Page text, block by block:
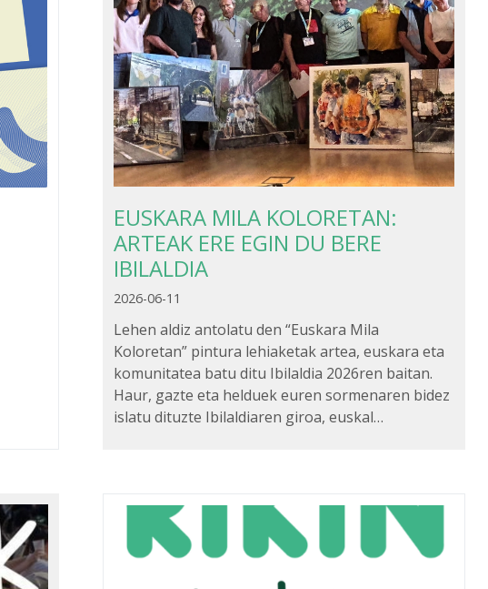
EUSKARA MILA KOLORETAN:
ARTEAK ERE EGIN DU BERE
IBILALDIA
2026-06-11
Lehen aldiz antolatu den “Euskara Mila
Koloretan” pintura lehiaketak artea, euskara eta
komunitatea batu ditu Ibilaldia 2026ren baitan.
Haur, gazte eta helduek euren sormenaren bidez
islatu dituzte Ibilaldiaren giroa, euskal…